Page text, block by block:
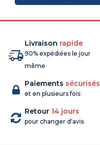
Livraison rapide
90% expédiées le jour
même
Paiements sécurisés
et en plusieurs fois
Retour 14 jours
pour changer d'avis